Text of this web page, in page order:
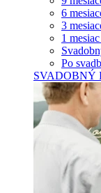
6
3
1
Po
SVADOBNÝ